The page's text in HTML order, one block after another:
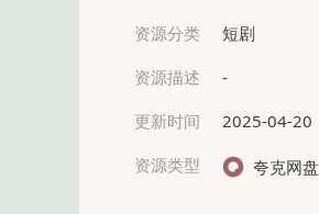
资源分类
短剧
资源描述
-
更新时间
2025-04-20
资源类型
夸克网盘